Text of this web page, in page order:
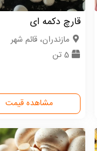
قارچ دکمه ای
مازندران، قائم شهر
5 تن
مشاهده قیمت